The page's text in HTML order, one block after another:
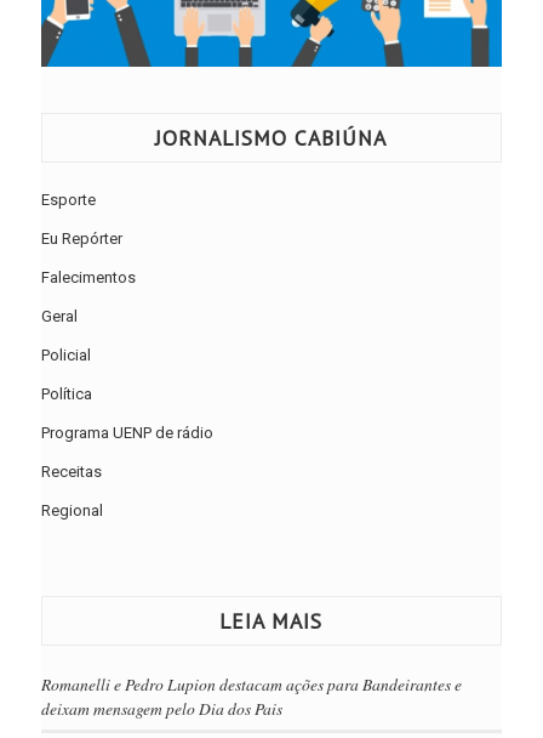
JORNALISMO CABIÚNA
Esporte
Eu Repórter
Falecimentos
Geral
Policial
Política
Programa UENP de rádio
Receitas
Regional
LEIA MAIS
Romanelli e Pedro Lupion destacam ações para Bandeirantes e
deixam mensagem pelo Dia dos Pais